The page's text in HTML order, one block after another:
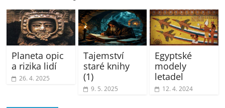
Planeta opic
a rizika lidí
26. 4. 2025
Tajemství
staré knihy
(1)
9. 5. 2025
Egyptské
modely
letadel
12. 4. 2024